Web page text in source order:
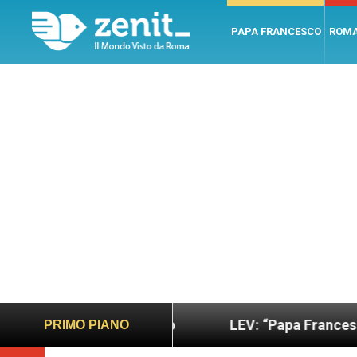
PAPA FRANCESCO
PRIMO PIANO
e giusto LEV: “Papa Francesco. Un uomo